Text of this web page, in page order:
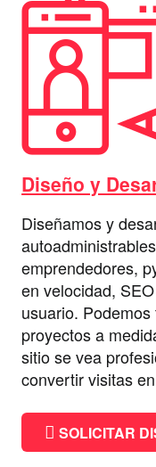
Diseño y
Diseñamos y
emprendedores,
en velocidad,
usuario.
proyectos a
sitio se vea
convertir visitas
SOLICITAR